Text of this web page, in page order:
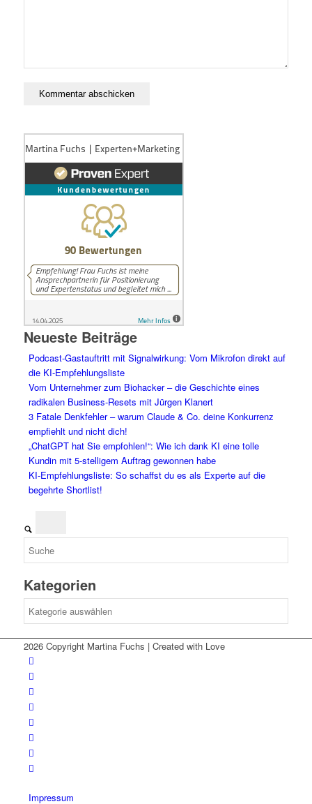
Neueste Beiträge
Podcast-Gastauftritt mit Signalwirkung: Vom Mikrofon direkt auf
die KI-Empfehlungsliste
Vom Unternehmer zum Biohacker – die Geschichte eines
radikalen Business-Resets mit Jürgen Klanert
3 Fatale Denkfehler – warum Claude & Co. deine Konkurrenz
empfiehlt und nicht dich!
„ChatGPT hat Sie empfohlen!“: Wie ich dank KI eine tolle
Kundin mit 5-stelligem Auftrag gewonnen habe
KI-Empfehlungsliste: So schaffst du es als Experte auf die
begehrte Shortlist!
Kategorien
2026 Copyright Martina Fuchs | Created with Love
Impressum